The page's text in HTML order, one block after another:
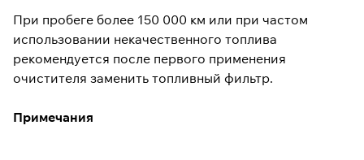
При пробеге более 150 000 км или при частом
использовании некачественного топлива
рекомендуется после первого применения
очистителя заменить топливный фильтр.
Примечания